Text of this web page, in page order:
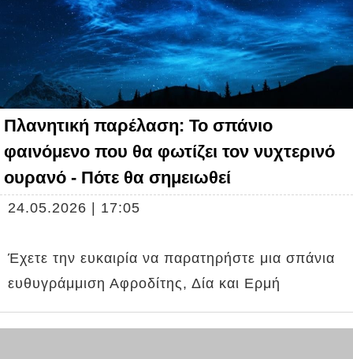
Πλανητική παρέλαση: Το σπάνιο
φαινόμενο που θα φωτίζει τον νυχτερινό
ουρανό - Πότε θα σημειωθεί
24.05.2026 | 17:05
Έχετε την ευκαιρία να παρατηρήστε μια σπάνια
ευθυγράμμιση Αφροδίτης, Δία και Ερμή